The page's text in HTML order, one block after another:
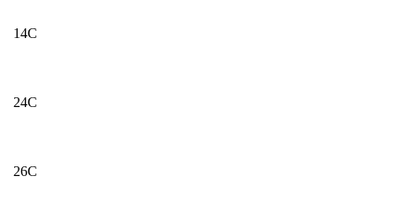
14С
24С
26С